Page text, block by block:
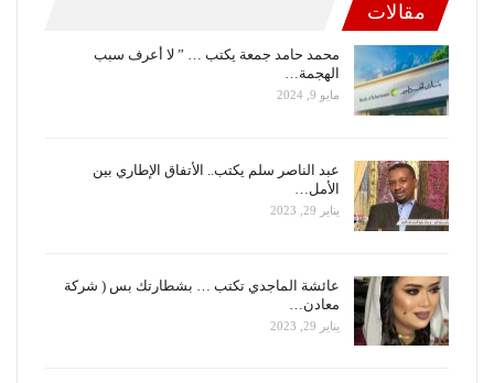
مقالات
محمد حامد جمعة يكتب … ” لا أعرف سبب
الهجمة…
مايو 9, 2024
عبد الناصر سلم يكتب.. الأتفاق الإطاري بين
الأمل…
يناير 29, 2023
عائشة الماجدي تكتب … بشطارتك بس ( شركة
معادن…
يناير 29, 2023